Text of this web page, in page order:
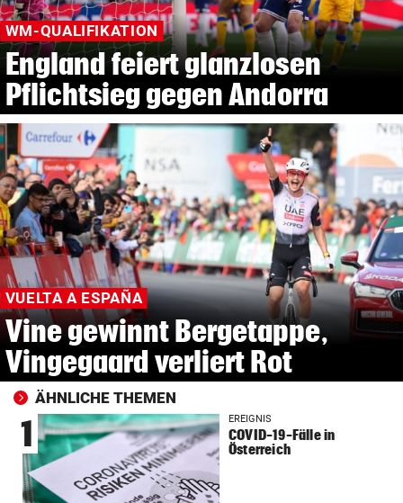
WM-QUALIFIKATION
England feiert glanzlosen
Pflichtsieg gegen Andorra
VUELTA A ESPAÑA
Vine gewinnt Bergetappe,
Vingegaard verliert Rot
ÄHNLICHE THEMEN
1 EREIGNIS
COVID-19-Fälle in
Österreich